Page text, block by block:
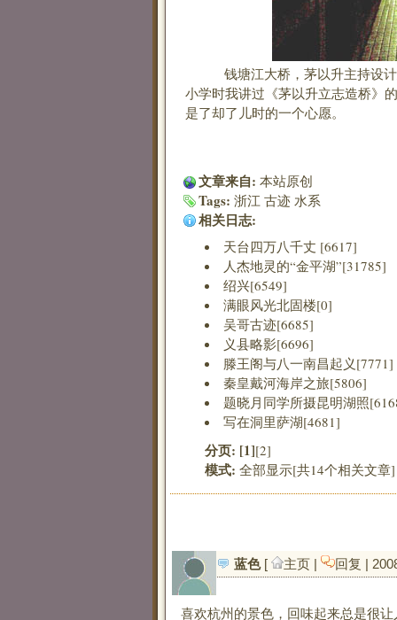
钱塘江大桥，茅以升主持设计
小学时我讲过《茅以升立志造桥》
是了却了儿时的一个心愿。
文章来自: 本站原创
Tags: 浙江 古迹 水系
相关日志:
天台四万八千丈 [6617]
人杰地灵的“金平湖”[31785]
绍兴[6549]
满眼风光北固楼[0]
吴哥古迹[6685]
义县略影[6696]
滕王阁与八一南昌起义[7771]
秦皇戴河海岸之旅[5806]
题晓月同学所摄昆明湖照
写在洞里萨湖[4681]
分页: [1][2]
模式: 全部显示[共14个相关文章]
蓝色[ 主页 | 回复 |
喜欢杭州的景色，回味起来总是很